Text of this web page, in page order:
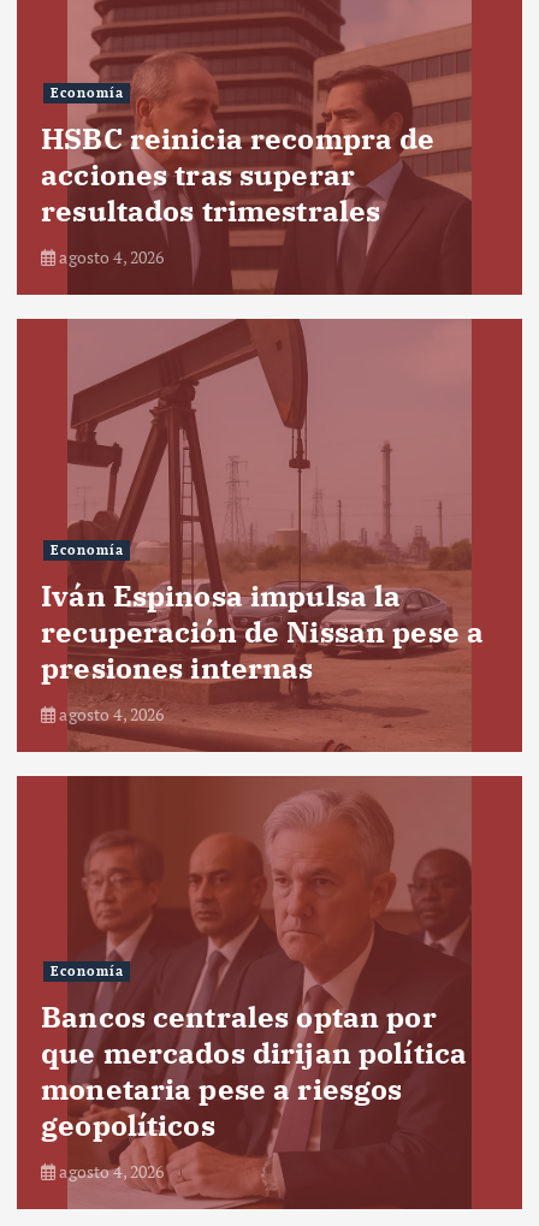
Economía
HSBC reinicia recompra de
acciones tras superar
resultados trimestrales
agosto 4, 2026
Economía
Iván Espinosa impulsa la
recuperación de Nissan pese a
presiones internas
agosto 4, 2026
Economía
Bancos centrales optan por
que mercados dirijan política
monetaria pese a riesgos
geopolíticos
agosto 4, 2026